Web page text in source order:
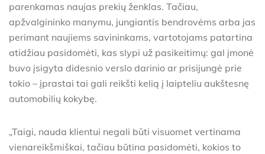
parenkamas naujas prekių ženklas. Tačiau,
apžvalgininko manymu, jungiantis bendrovėms arba jas
perimant naujiems savininkams, vartotojams patartina
atidžiau pasidomėti, kas slypi už pasikeitimų: gal įmonė
buvo įsigyta didesnio verslo darinio ar prisijungė prie
tokio – įprastai tai gali reikšti kelią į laipteliu aukštesnę
automobilių kokybę.
„Taigi, nauda klientui negali būti visuomet vertinama
vienareikšmiškai, tačiau būtina pasidomėti, kokios to